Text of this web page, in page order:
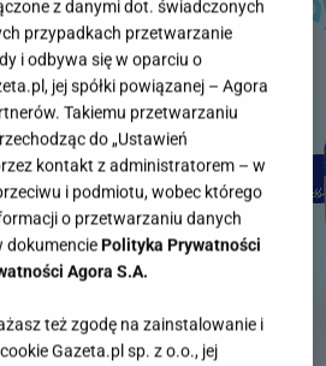
z danymi dot. świadczonych
przypadkach przetwarzanie
i odbywa się w oparciu o
jej spółki powiązanej – Agora
Takiemu przetwarzaniu
do „Ustawień
kontakt z administratorem – w
i podmiotu, wobec którego
o przetwarzaniu danych
dokumencie Polityka Prywatności
Agora S.A.
też zgodę na zainstalowanie i
Gazeta.pl sp. z o.o., jej